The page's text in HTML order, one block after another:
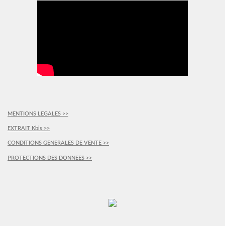
MENTIONS LEGALES >>
EXTRAIT Kbis >>
CONDITIONS GENERALES DE VENTE >>
PROTECTIONS DES DONNEES >>